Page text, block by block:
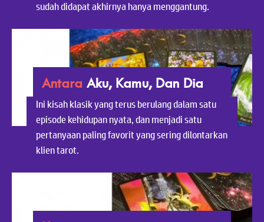
sudah didapat akhirnya hanya menggantung.
Antara Aku, Kamu, Dan Dia
Ini kisah klasik yang terus berulang dalam satu
episode kehidupan nyata, dan menjadi satu
pertanyaan paling favorit yang sering dilontarkan
klien tarot.